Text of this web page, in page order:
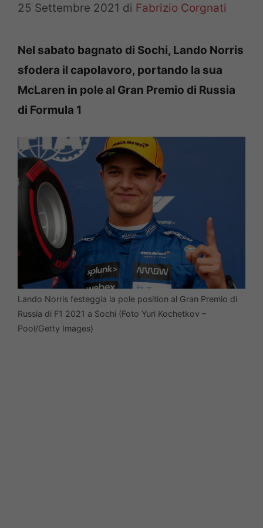
25 Settembre 2021 di Fabrizio Corgnati
Nel sabato bagnato di Sochi, Lando Norris
sfodera il capolavoro, portando la sua
McLaren in pole al Gran Premio di Russia
di Formula 1
Lando Norris festeggia la pole position al Gran Premio di
Russia di F1 2021 a Sochi (Foto Yuri Kochetkov –
Pool/Getty Images)